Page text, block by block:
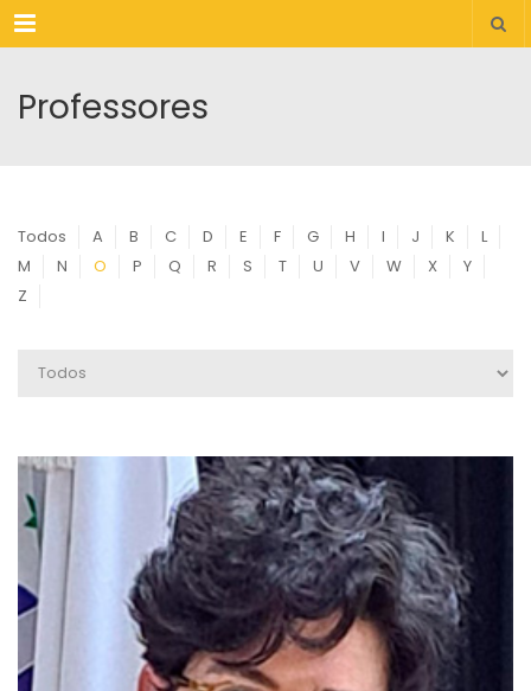
Menu
Professores
Todos A B C D E F G H I J K
L
M
N O P Q R S T U V W X
Y
Z